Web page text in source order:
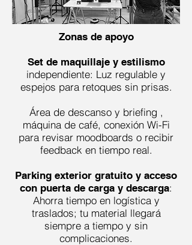
Zonas de apoyo
Set de maquillaje y estilismo
independiente: Luz regulable y
espejos para retoques sin prisas.
Área de descanso y briefing ,
máquina de café, conexión Wi-Fi
para revisar moodboards o recibir
feedback en tiempo real.
Parking exterior gratuito y acceso
con puerta de carga y descarga:
Ahorra tiempo en logística y
traslados; tu material llegará
siempre a tiempo y sin
complicaciones.